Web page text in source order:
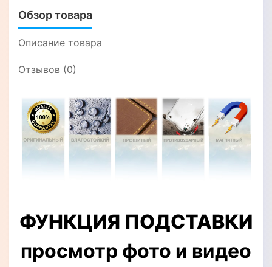
Обзор товара
Описание товара
Отзывов (0)
ФУНКЦИЯ ПОДСТАВКИ
просмотр фото и видео